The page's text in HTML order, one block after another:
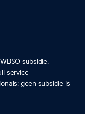
WBSO subsidie.
service
geen subsidie is